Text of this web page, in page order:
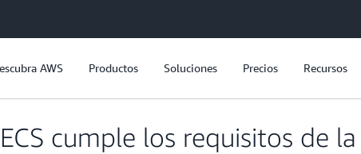
AWS Productos Soluciones Precios Recursos
cumple los requisitos de